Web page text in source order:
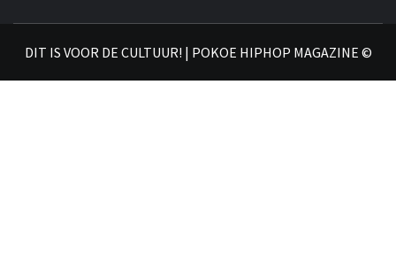
DIT IS VOOR DE CULTUUR! | POKOE HIPHOP MAGAZINE ©